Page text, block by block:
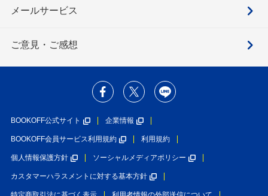
メールサービス
ご意見・ご感想
BOOKOFF公式サイト 企業情報
BOOKOFF会員サービス利用規約 利用規約
個人情報保護方針 ソーシャルメディアポリシー
カスタマーハラスメントに対する基本方針